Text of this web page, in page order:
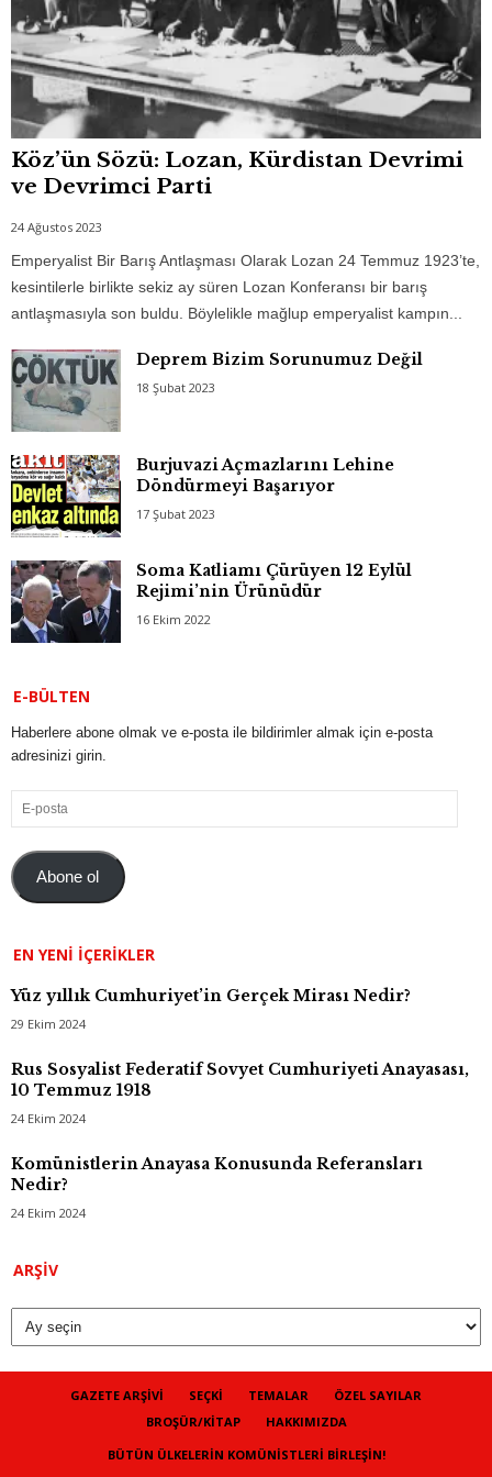
Köz’ün Sözü: Lozan, Kürdistan Devrimi
ve Devrimci Parti
24 Ağustos 2023
Emperyalist Bir Barış Antlaşması Olarak Lozan 24 Temmuz 1923’te,
kesintilerle birlikte sekiz ay süren Lozan Konferansı bir barış
antlaşmasıyla son buldu. Böylelikle mağlup emperyalist kampın...
Deprem Bizim Sorunumuz Değil
18 Şubat 2023
Burjuvazi Açmazlarını Lehine
Döndürmeyi Başarıyor
17 Şubat 2023
Soma Katliamı Çürüyen 12 Eylül
Rejimi’nin Ürünüdür
16 Ekim 2022
E-BÜLTEN
Haberlere abone olmak ve e-posta ile bildirimler almak için e-posta
adresinizi girin.
E-
posta
Abone ol
EN YENI İÇERIKLER
Yüz yıllık Cumhuriyet’in Gerçek Mirası Nedir?
29 Ekim 2024
Rus Sosyalist Federatif Sovyet Cumhuriyeti Anayasası,
10 Temmuz 1918
24 Ekim 2024
Komünistlerin Anayasa Konusunda Referansları
Nedir?
24 Ekim 2024
ARŞIV
GAZETE ARŞIVI SEÇKI TEMALAR
ÖZEL SAYILAR
BROŞÜR/KITAP
HAKKIMIZDA
BÜTÜN ÜLKELERIN KOMÜNISTLERI BIRLEŞIN!